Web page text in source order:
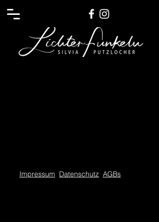
Impressum Datenschutz AGBs